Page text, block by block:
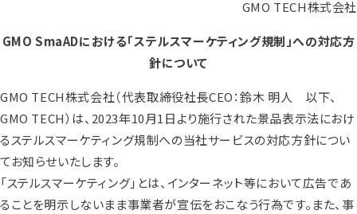
GMO TECH株式会社
GMO SmaADにおける「ステルスマーケティング規制」への対応方
針について
GMO TECH株式会社（代表取締役社長CEO：鈴木 明人 以下、
GMO TECH）は、2023年10月1日より施行された景品表示法におけ
るステルスマーケティング規制への当社サービスの対応方針につい
てお知らせいたします。
「ステルスマーケティング」とは、インターネット等において広告であ
ることを明示しないまま事業者が宣伝をおこなう行為です。また、事